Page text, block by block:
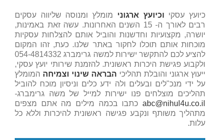
כיועץ עסקי וכיועץ ארגוני מומלץ ומנוסה שליווה עסקים
רבים לאורך ה- 15 השנים האחרונות. עשה זאת באמינות,
יושרה, מקצועיות וחדשנות והוביל אותם להצלחות עסקיות
מוכחות אותם תוכלו לחקור באתר שלנו. כעת, זהו המקום
להציע לכם להתקשר ישירות למשה גרימברג 054-4814332
ולקבוע פגישת היכרות ראשונית. להזמנת שירותי יועץ עסקי,
ייעוץ ארגוני והובלת תהליכי הבראה שינוי וצמיחה המומלץ
על ידי מנכ"לים ובעלים ולה ידע כלים וניסיון מוכח להוביל
תהליכים מוצלחים פנו ישירות למייל של משה
גרימברג-
abc@nihul4u.co.il כתבו בכמה מילים מה אתם מצפים
מתהליך משותף ונקבע פגישה ראשונית להיכרות וללא כל
עלות.